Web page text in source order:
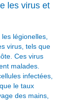
les virus et
légionelles,
virus, tels que
Ces virus
malades.
infectées,
le taux
des mains,